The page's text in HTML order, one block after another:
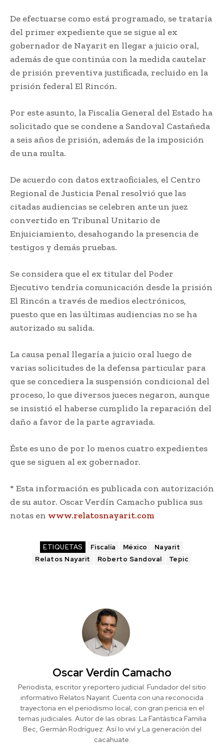
De efectuarse como está programado, se trataría
del primer expediente que se sigue al ex
gobernador de Nayarit en llegar a juicio oral,
además de que continúa con la medida cautelar
de prisión preventiva justificada, recluido en la
prisión federal El Rincón.
Por este asunto, la Fiscalía General del Estado ha
solicitado que se condene a Sandoval Castañeda
a seis años de prisión, además de la imposición
de una multa.
De acuerdo con datos extraoficiales, el Centro
Regional de Justicia Penal resolvió que las
citadas audiencias se celebren ante un juez
convertido en Tribunal Unitario de
Enjuiciamiento, desahogando la presencia de
testigos y demás pruebas.
Se considera que el ex titular del Poder
Ejecutivo tendría comunicación desde la prisión
El Rincón a través de medios electrónicos,
puesto que en las últimas audiencias no se ha
autorizado su salida.
La causa penal llegaría a juicio oral luego de
varias solicitudes de la defensa particular para
que se concediera la suspensión condicional del
proceso, lo que diversos jueces negaron, aunque
se insistió el haberse cumplido la reparación del
daño a favor de la parte agraviada.
Éste es uno de por lo menos cuatro expedientes
que se siguen al ex gobernador.
* Esta información es publicada con autorización
de su autor. Oscar Verdín Camacho publica sus
notas en www.relatosnayarit.com
ETIQUETAS Fiscalía México
Nayarit
Relatos Nayarit
Roberto Sandoval Tepic
Oscar Verdín Camacho
Periodista, escritor y reportero judicial. Fundador del sitio
informativo Relatos Nayarit. Cuenta con una reconocida
trayectoria en el periodismo local, con gran pericia en el
temas judiciales. Autor de las obras: La Fantástica Familia
Bec, Germán Rodríguez: Así lo viví y La generación del
cacahuate.